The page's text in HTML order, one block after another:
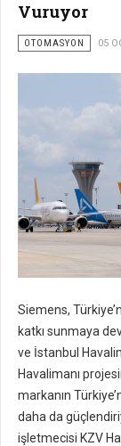
Vuruyor
OTOMASYON 05
Siemens,
katkı sunmaya
ve İstanbul
Havalimanı
markanın
daha da
işletmecisi KZV